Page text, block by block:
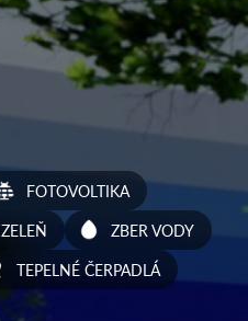
FOTOVOLTIKA
ZELEŇ
ZBER VODY
TEPELNÉ ČERPADLÁ